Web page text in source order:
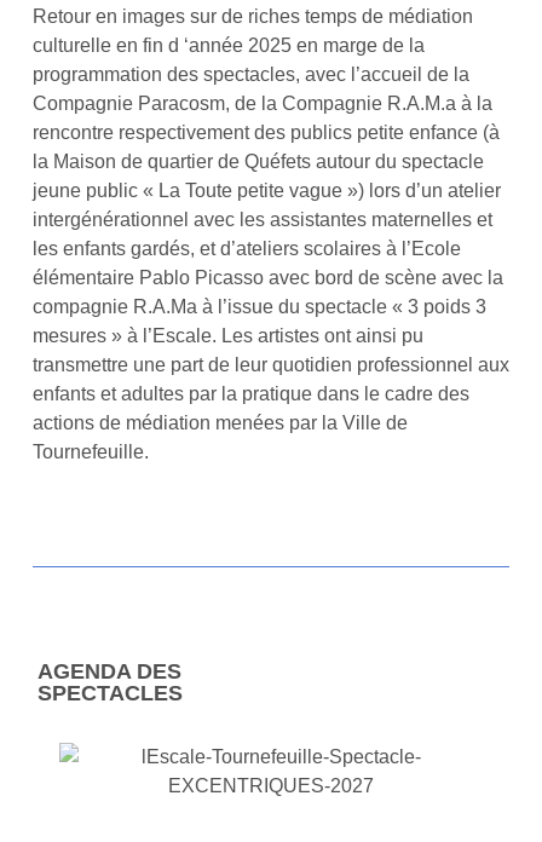
Retour en images sur de riches temps de médiation
culturelle en fin d ‘année 2025 en marge de la
programmation des spectacles, avec l’accueil de la
Compagnie Paracosm, de la Compagnie R.A.M.a à la
rencontre respectivement des publics petite enfance (à
la Maison de quartier de Quéfets autour du spectacle
jeune public « La Toute petite vague ») lors d’un atelier
intergénérationnel avec les assistantes maternelles et
les enfants gardés, et d’ateliers scolaires à l’Ecole
élémentaire Pablo Picasso avec bord de scène avec la
compagnie R.A.Ma à l’issue du spectacle « 3 poids 3
mesures » à l’Escale. Les artistes ont ainsi pu
transmettre une part de leur quotidien professionnel aux
enfants et adultes par la pratique dans le cadre des
actions de médiation menées par la Ville de
Tournefeuille.
AGENDA DES
SPECTACLES